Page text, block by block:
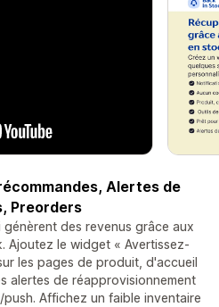
Alertes de
Preorders
génèrent des revenus grâce aux
Ajoutez le widget « Avertissez-
les pages de produit, d'accueil
alertes de réapprovisionnement
Affichez un faible inventaire